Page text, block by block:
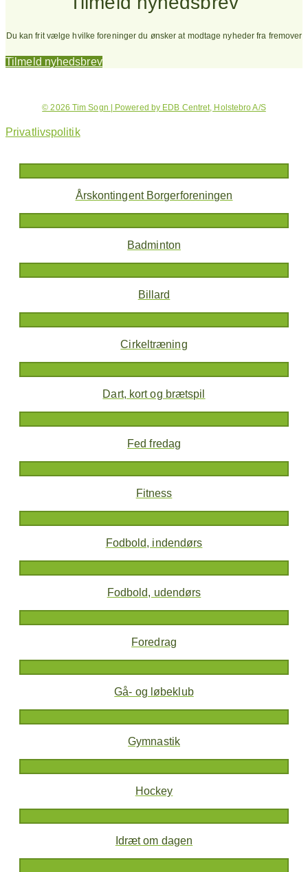
Du kan frit vælge hvilke foreninger du ønsker at modtage nyheder fra fremover
Tilmeld nyhedsbrev
© 2026 Tim Sogn | Powered by EDB Centret, Holstebro A/S
Privatlivspolitik
Årskontingent Borgerforeningen
Badminton
Billard
Cirkeltræning
Dart, kort og brætspil
Fed fredag
Fitness
Fodbold, indendørs
Fodbold, udendørs
Foredrag
Gå- og løbeklub
Gymnastik
Hockey
Idræt om dagen